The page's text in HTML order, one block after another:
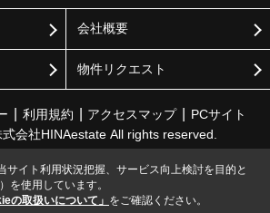
会社概要
物件リクエスト
利用規約 アクセスマップ
PCサイト
会社HINAestate All rights reserved.
サイト利用状況把握、サービス向上検討を目的と
を使用しています。
の取扱いについて」 をご確認ください。